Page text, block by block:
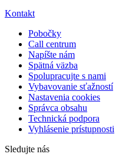
Kontakt
Pobočky
Call centrum
Napíšte nám
Spätná väzba
Spolupracujte s nami
Vybavovanie sťažností
Nastavenia cookies
Správca obsahu
Technická podpora
Vyhlásenie prístupnosti
Sledujte nás